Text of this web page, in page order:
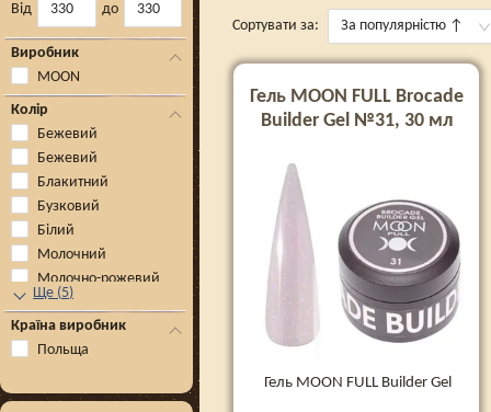
Від до
Виробник
MOON
Колір
Бежевий
Бежевий
Блакитний
Бузковий
Білий
Молочний
Молочно-рожевий
Ще (5)
Країна виробник
Польща
Сортувати за: За популярністю ↑
Гель MOON FULL Brocade
Builder Gel №31, 30 мл
Гель MOON FULL Builder Gel